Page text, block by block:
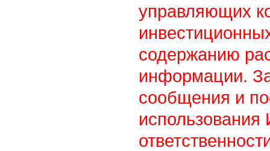
управляющих
содержанию
информации.
сообщения и